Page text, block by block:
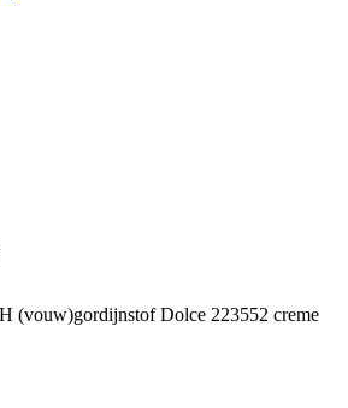
(vouw)gordijnstof Dolce 223552 creme